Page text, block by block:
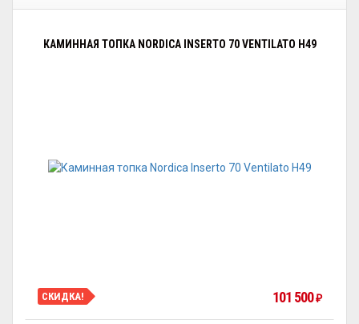
КАМИННАЯ ТОПКА NORDICA INSERTO 70 VENTILATO H49
СКИДКА! 101 500₽